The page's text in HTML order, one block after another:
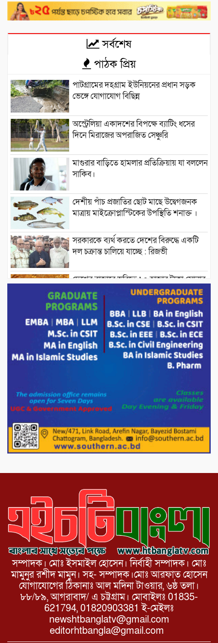
সর্বশেষ
পাঠক প্রিয়
পাটগ্রামের দহগ্রাম ইউনিয়নের প্রধান সড়ক
ভেঙ্গে যোগাযোগ বিছিন্ন
অস্ট্রেলিয়া একাদশের বিপক্ষে ব্যাটিং ধসের
দিনে মিরাজের অপরাজিত সেঞ্চুরি
মাগুরার বাড়িতে হামলার প্রতিক্রিয়ায় যা বললেন
সাকিব।
দেশীয় পাঁচ প্রজাতির ছোট মাছে উদ্বেগজনক
মাত্রায় মাইক্রোপ্লাস্টিকের উপস্থিতি শনাক্ত ।
সরকারকে ব্যর্থ করতে দেশের বিরুদ্ধে একটি
দল চক্রান্ত চালিয়ে যাচ্ছে : রিজভী
দেশের বাজারে ভরিতে ১০ হাজার টাকা সোনার
দাম বাড়ানোর ঘোষণা।
ভারপ্রাপ্ত রাষ্ট্রপতি হাফিজ উদ্দিন আহমদের
সাথে এইচটি বাংলা অনলাইন পোর্টাল ও আইপি
টিভির সম্পাদক মোঃ ইসমাইল হোসেনের
সৌজন্য সাক্ষাৎ।
পাটগ্রামে জুলাই অভ্যুত্থান দিবস উপলক্ষে
পোরশায় গণঅভ্যুত্থান দিবসে শহিদ ও জুলাই
১১ দলীয় ঐক্য পোরশা উপজেলা শাখার
সম্পাদক। মোঃ ইসমাইল হোসেন। নির্বাহী সম্পাদক। মোঃ
মামুনুর রশীদ মামুন। সহ- সম্পাদক।মোঃ আরফাত হোসেন
যোগাযোগের ঠিকানাঃ আল মদিনা টাওয়ার, ৬ষ্ঠ তলা।
৮৮/৮৯, আগরাবাদ/ এ চট্টগ্রাম। মোবাইলঃ 01835-
621794, 01820903381 ই-মেইলঃ
newshtbanglatv@gmail.com
editorhtbangla@gmail.com